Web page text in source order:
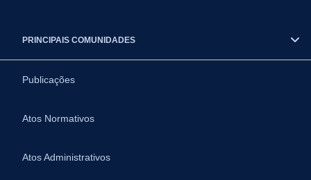
PRINCIPAIS COMUNIDADES
Publicações
Atos Normativos
Atos Administrativos